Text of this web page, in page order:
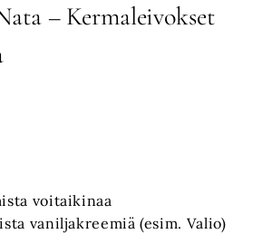
– Kermaleivokset
voitaikinaa
vaniljakreemiä (esim. Valio)